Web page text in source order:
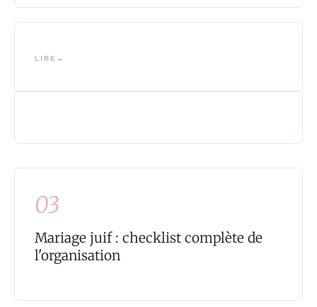
LIRE
03
Mariage juif : checklist complète de
l'organisation